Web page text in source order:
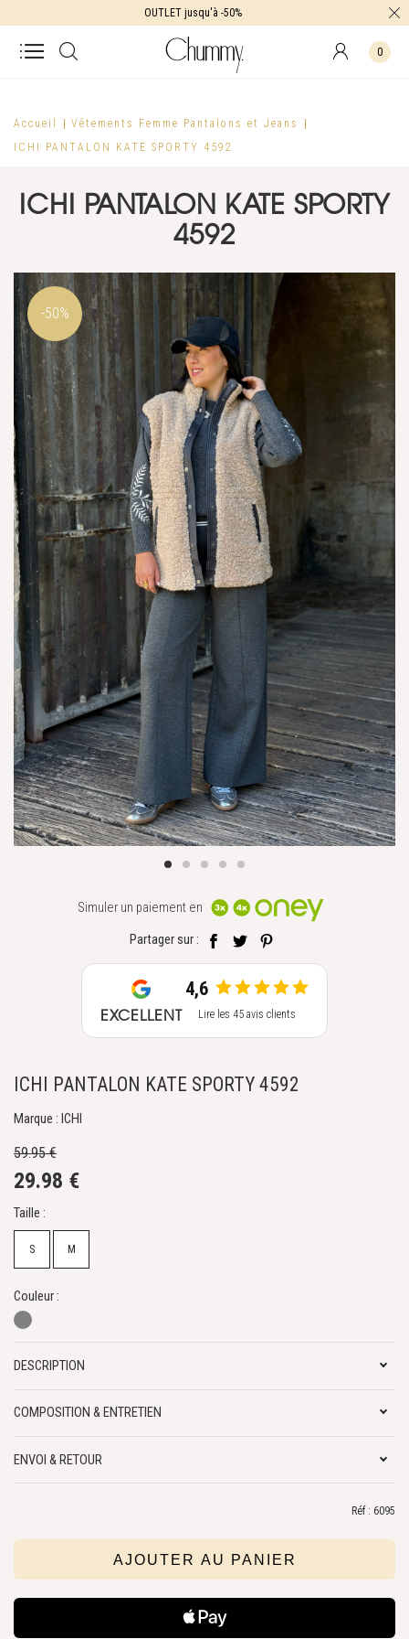
OUTLET jusqu'à -50%
0
Accueil Vêtements Femme Pantalons et Jeans
ICHI PANTALON KATE SPORTY 4592
ICHI PANTALON KATE SPORTY
4592
-50%
Simuler un paiement en
Partager sur :
EXCELLENT
4,6
Lire les 45 avis clients
ICHI PANTALON KATE SPORTY 4592
Marque : ICHI
59.95 €
29.98 €
Taille :
S M
Couleur :
DESCRIPTION
COMPOSITION & ENTRETIEN
ENVOI & RETOUR
Réf : 6095